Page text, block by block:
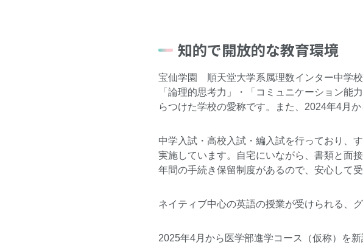
知的で開放的な教育環境
宝仙学園 順天堂大学系属理数インター中学
「論理的思考力」・「コミュニケーション能
らつけた学校の愛称です。また、2024年4月
中学入試・高校入試・編入試を行っており、
実施しています。自宅にいながら、書類と面
年間の手続き保留制度があるので、安心して受
ネイティブ中心の英語の授業が受けられる、
2025年4月から医学部進学コース（仮称）を新